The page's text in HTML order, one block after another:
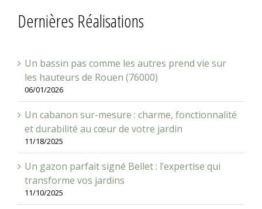
Dernières Réalisations
les hauteurs de Rouen (76000)
06/01/2026
et durabilité au cœur de votre jardin
11/18/2025
transforme vos jardins
11/10/2025